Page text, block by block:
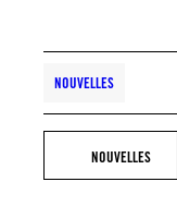
NOUVELLES
NOUVELLES